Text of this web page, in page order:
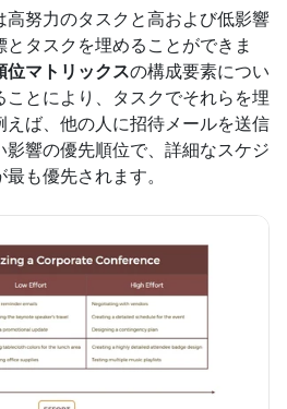
高努力のタスクと高および低影響
タスクを埋めることができま
位マトリックスの構成要素につい
とにより、タスクでそれらを埋
ば、他の人に招待メールを送信
響の優先順位で、詳細なスケジ
も優先されます。